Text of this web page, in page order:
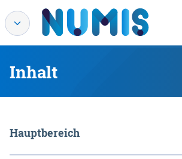
Inhalt
Hauptbereich